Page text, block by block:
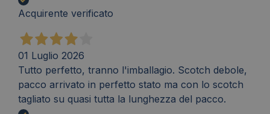
Acquirente verificato
01 Luglio 2026
Tutto perfetto, tranno l'imballagio. Scotch debole,
pacco arrivato in perfetto stato ma con lo scotch
tagliato su quasi tutta la lunghezza del pacco.